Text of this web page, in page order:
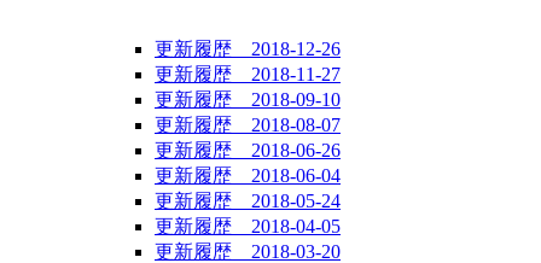
更新履歴 2018-12-26
更新履歴 2018-11-27
更新履歴 2018-09-10
更新履歴 2018-08-07
更新履歴 2018-06-26
更新履歴 2018-06-04
更新履歴 2018-05-24
更新履歴 2018-04-05
更新履歴 2018-03-20